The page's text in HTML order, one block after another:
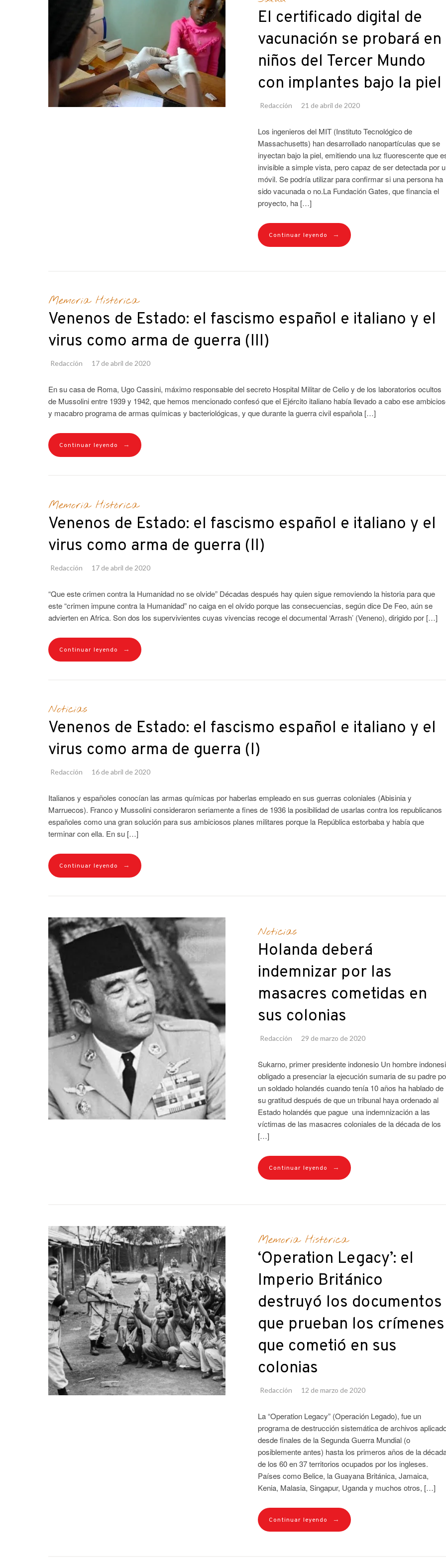
El certificado digital de
vacunación se probará en
niños del Tercer Mundo
con implantes bajo la piel
Redacción 21 de abril de 2020
Los ingenieros del MIT (Instituto Tecnológico de
Massachusetts) han desarrollado nanopartículas que se
inyectan bajo la piel, emitiendo una luz fluorescente que
invisible a simple vista, pero capaz de ser detectada por
móvil. Se podría utilizar para confirmar si una persona ha
sido vacunada o no.La Fundación Gates, que financia el
proyecto, ha […]
Continuar leyendo →
Memoria Histórica
Venenos de Estado: el fascismo español e italiano y el
virus como arma de guerra (III)
Redacción 17 de abril de 2020
En su casa de Roma, Ugo Cassini, máximo responsable del secreto Hospital Militar de Celio y de los laboratorios ocultos
de Mussolini entre 1939 y 1942, que hemos mencionado confesó que el Ejército italiano había llevado a cabo ese
y macabro programa de armas químicas y bacteriológicas, y que durante la guerra civil española […]
Continuar leyendo →
Memoria Histórica
Venenos de Estado: el fascismo español e italiano y el
virus como arma de guerra (II)
Redacción 17 de abril de 2020
“Que este crimen contra la Humanidad no se olvide” Décadas después hay quien sigue removiendo la historia para que
este “crimen impune contra la Humanidad” no caiga en el olvido porque las consecuencias, según dice De Feo, aún se
advierten en Africa. Son dos los supervivientes cuyas vivencias recoge el documental ‘Arrash’ (Veneno), dirigido por […]
Continuar leyendo →
Noticias
Venenos de Estado: el fascismo español e italiano y el
virus como arma de guerra (I)
Redacción 16 de abril de 2020
Italianos y españoles conocían las armas químicas por haberlas empleado en sus guerras coloniales (Abisinia y
Marruecos). Franco y Mussolini consideraron seriamente a fines de 1936 la posibilidad de usarlas contra los republicanos
españoles como una gran solución para sus ambiciosos planes militares porque la República estorbaba y había que
terminar con ella. En su […]
Continuar leyendo →
Noticias
Holanda deberá
indemnizar por las
masacres cometidas en
sus colonias
Redacción 29 de marzo de 2020
Sukarno, primer presidente indonesio Un hombre
obligado a presenciar la ejecución sumaria de su padre
un soldado holandés cuando tenía 10 años ha hablado de
su gratitud después de que un tribunal haya ordenado al
Estado holandés que pague una indemnización a las
víctimas de las masacres coloniales de la década de los
[…]
Continuar leyendo →
Memoria Histórica
‘Operation Legacy’: el
Imperio Británico
destruyó los documentos
que prueban los crímenes
que cometió en sus
colonias
Redacción 12 de marzo de 2020
La “Operation Legacy” (Operación Legado), fue un
programa de destrucción sistemática de archivos
desde finales de la Segunda Guerra Mundial (o
posiblemente antes) hasta los primeros años de la
de los 60 en 37 territorios ocupados por los ingleses.
Países como Belice, la Guayana Británica, Jamaica,
Kenia, Malasia, Singapur, Uganda y muchos otros, […]
Continuar leyendo →